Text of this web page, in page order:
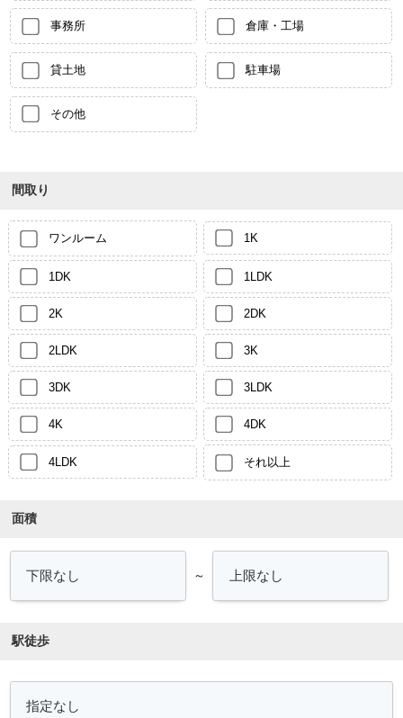
事務所 倉庫・工場
貸土地 駐車場
その他
間取り
ワンルーム 1K
1DK 1LDK
2K 2DK
2LDK 3K
3DK 3LDK
4K 4DK
4LDK それ以上
面積
～
駅徒歩